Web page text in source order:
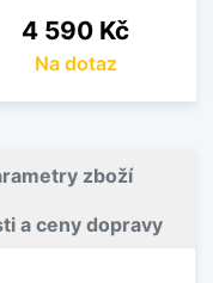
Cena
4 590 Kč
Na dotaz
zboží
a ceny dopravy